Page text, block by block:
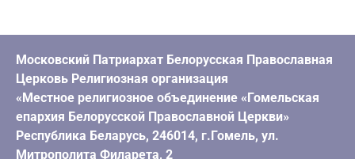
Московский Патриархат Белорусская Православная
Церковь Религиозная организация
«Местное религиозное объединение «Гомельская
епархия Белорусской Православной Церкви»
Республика Беларусь, 246014, г.Гомель, ул.
Митрополита Филарета, 2